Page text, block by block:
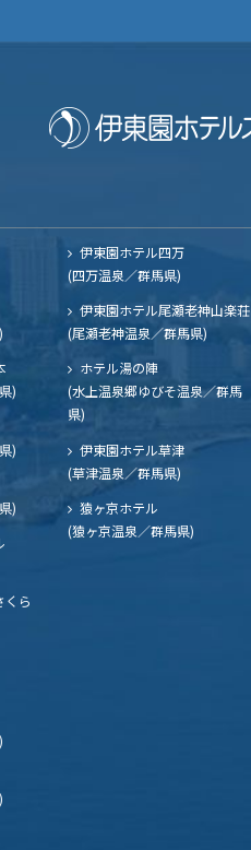
)
)
)
くら
伊東園ホテル四万
(四万温泉／群馬県)
伊東園ホテル尾瀬老神山楽荘
(尾瀬老神温泉／群馬県)
ホテル湯の陣
(水上温泉郷ゆびそ温泉／群馬
県)
伊東園ホテル草津
(草津温泉／群馬県)
猿ヶ京ホテル
(猿ヶ京温泉／群馬県)